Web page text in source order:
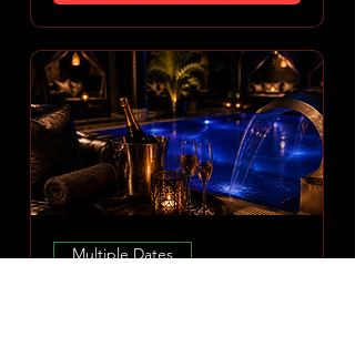
Multiple Dates